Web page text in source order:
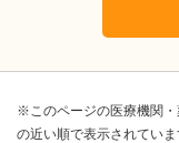
※このページの医療機関・
の近い順で表示されてい